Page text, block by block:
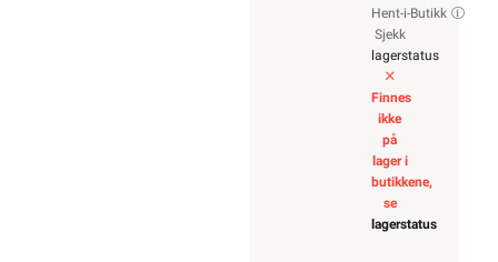
Hent-i-Butikk
Sjekk
lagerstatus
Finnes
ikke
på
lager i
butikkene,
se
lagerstatus